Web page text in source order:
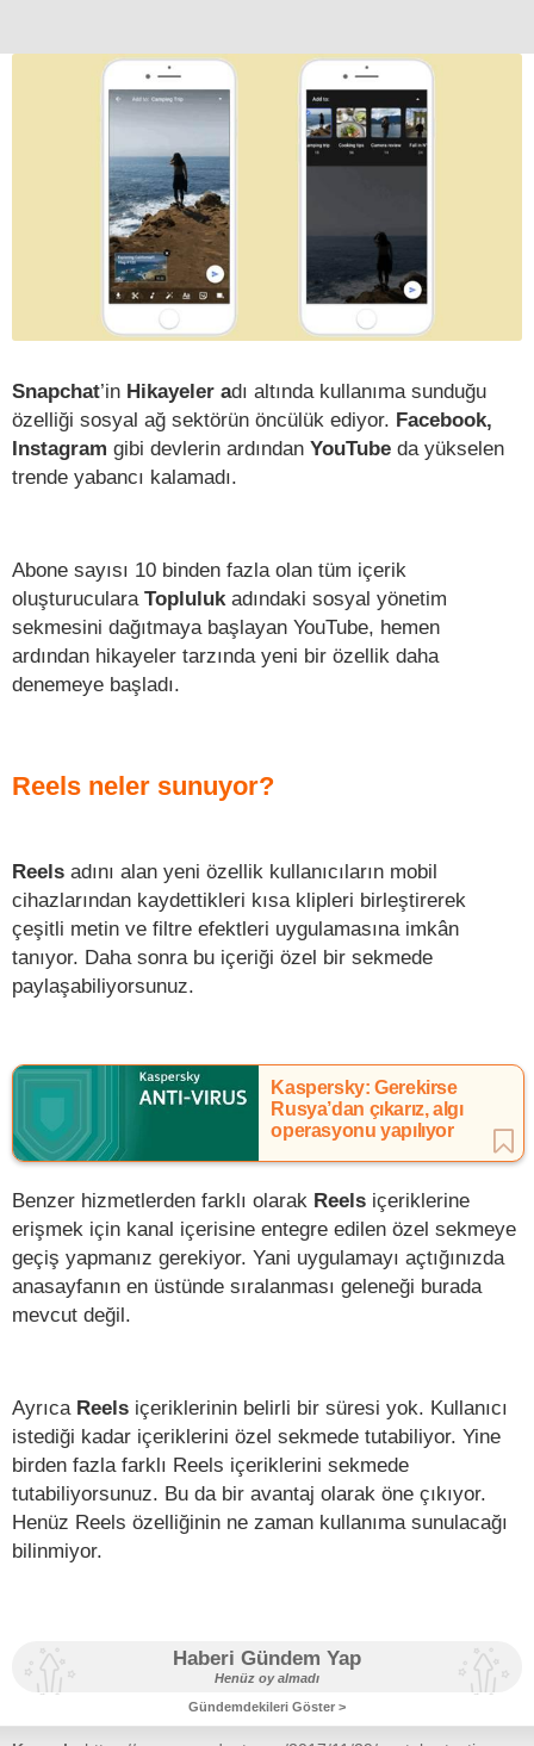
Snapchat’in Hikayeler adı altında kullanıma sunduğu
özelliği sosyal ağ sektörün öncülük ediyor. Facebook,
Instagram gibi devlerin ardından YouTube da yükselen
trende yabancı kalamadı.
Abone sayısı 10 binden fazla olan tüm içerik
oluşturuculara Toplulukadındaki sosyal yönetim
sekmesini dağıtmaya başlayan YouTube, hemen
ardından hikayeler tarzında yeni bir özellik daha
denemeye başladı.
Reels neler sunuyor?
Reels adını alan yeni özellik kullanıcıların mobil
cihazlarından kaydettikleri kısa klipleri birleştirerek
çeşitli metin ve filtre efektleri uygulamasına imkân
tanıyor. Daha sonra bu içeriği özel bir sekmede
paylaşabiliyorsunuz.
Kaspersky: Gerekirse
Rusya’dan çıkarız, algı
operasyonu yapılıyor
Benzer hizmetlerden farklı olarak Reels içeriklerine
erişmek için kanal içerisine entegre edilen özel sekmeye
geçiş yapmanız gerekiyor. Yani uygulamayı açtığınızda
anasayfanın en üstünde sıralanması geleneği burada
mevcut değil.
Ayrıca Reels içeriklerinin belirli bir süresi yok. Kullanıcı
istediği kadar içeriklerini özel sekmede tutabiliyor. Yine
birden fazla farklı Reels içeriklerini sekmede
tutabiliyorsunuz. Bu da bir avantaj olarak öne çıkıyor.
Henüz Reels özelliğinin ne zaman kullanıma sunulacağı
bilinmiyor.
Haberi Gündem Yap
Henüz oy almadı
Gündemdekileri Göster >